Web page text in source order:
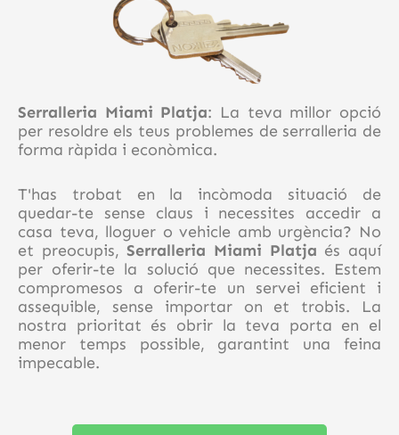
Serralleria Miami Platja: La teva millor opció
per resoldre els teus problemes de serralleria de
forma ràpida i econòmica.
T'has trobat en la incòmoda situació de
quedar-te sense claus i necessites accedir a
casa teva, lloguer o vehicle amb urgència? No
et preocupis, Serralleria Miami Platja és aquí
per oferir-te la solució que necessites. Estem
compromesos a oferir-te un servei eficient i
assequible, sense importar on et trobis. La
nostra prioritat és obrir la teva porta en el
menor temps possible, garantint una feina
impecable.